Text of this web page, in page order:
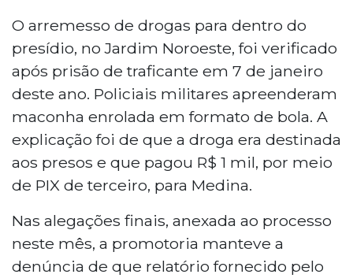
O arremesso de drogas para dentro do
presídio, no Jardim Noroeste, foi verificado
após prisão de traficante em 7 de janeiro
deste ano. Policiais militares apreenderam
maconha enrolada em formato de bola. A
explicação foi de que a droga era destinada
aos presos e que pagou R$ 1 mil, por meio
de PIX de terceiro, para Medina.
Nas alegações finais, anexada ao processo
neste mês, a promotoria manteve a
denúncia de que relatório fornecido pelo